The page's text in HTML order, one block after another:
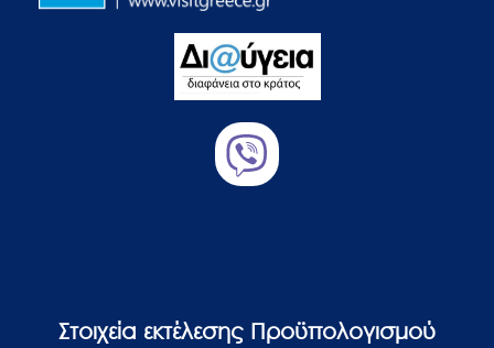
Στοιχεία εκτέλεσης Προϋπολογισμού